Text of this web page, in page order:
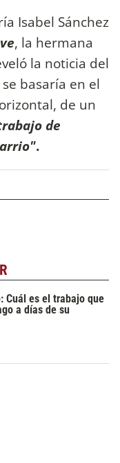
Isabel Sánchez
, la hermana
la noticia del
basaría en el
de un
de
.
Cuál es el trabajo que
a días de su